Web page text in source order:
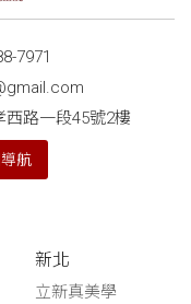
7971
路一段45號2樓
航
新北
立新真美學